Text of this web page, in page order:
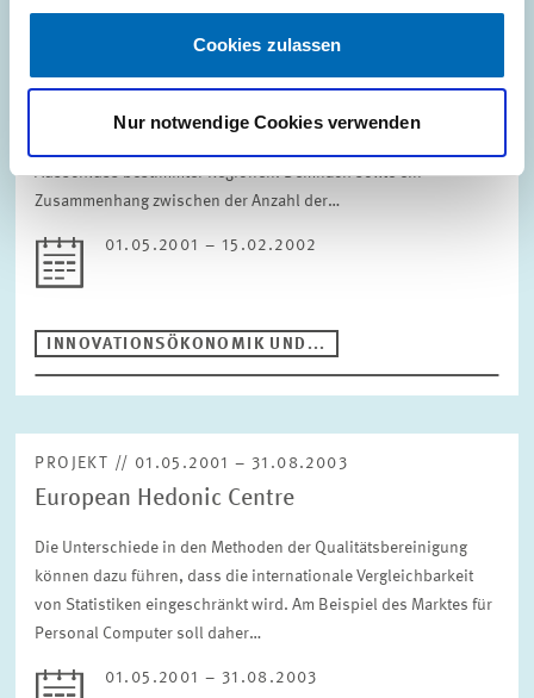
Cookies zulassen
Nur notwendige Cookies verwenden
Identifizierung regionaler Unterschiede bei
Im Gegensatz zu gezielten regionalen Förderprogrammen ist die
Ausschluss bestimmter Regionen. Demnach sollte ein
Zusammenhang zwischen der Anzahl der…
01.05.2001 – 15.02.2002
INNOVATIONSÖKONOMIK UND...
PROJEKT // 01.05.2001 – 31.08.2003
European Hedonic Centre
Die Unterschiede in den Methoden der Qualitätsbereinigung
können dazu führen, dass die internationale Vergleichbarkeit
von Statistiken eingeschränkt wird. Am Beispiel des Marktes für
Personal Computer soll daher…
01.05.2001 – 31.08.2003